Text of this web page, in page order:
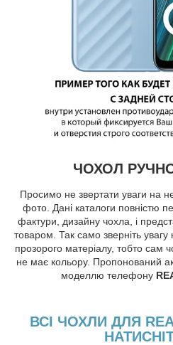
ЧОХОЛ
Просимо не звертати уваги на не
фото. Дані каталоги повністю
фактури, дизайну чохла, і
товаром. Так само зверніть
прозорого матеріалу, тобто сам
не має кольору. Пропонований
моделлю телефону
ВСІ ЧОХЛИ ДЛЯ